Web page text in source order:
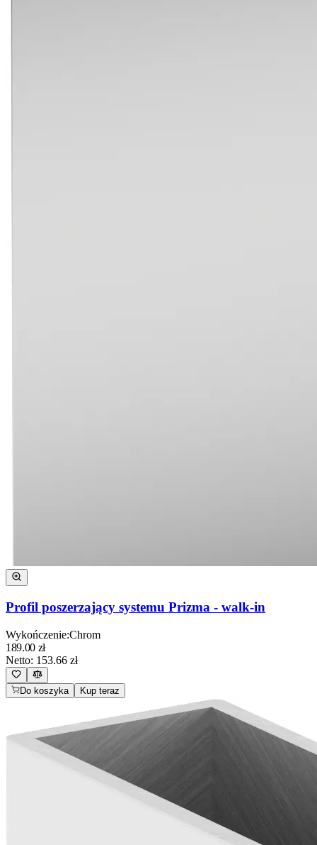
Profil poszerzający systemu Prizma - walk-in
Wykończenie:Chrom
189.00 zł
Netto: 153.66 zł
Do koszyka Kup teraz